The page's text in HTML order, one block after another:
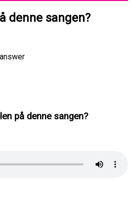
denne sangen?
på denne sangen?